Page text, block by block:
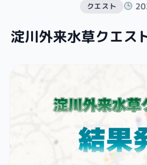
クエスト
淀川外来水草クエス